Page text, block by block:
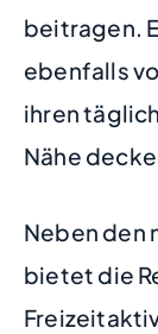
beitragen.
ebenfalls
ihren
Nähe
Neben den
bietet die